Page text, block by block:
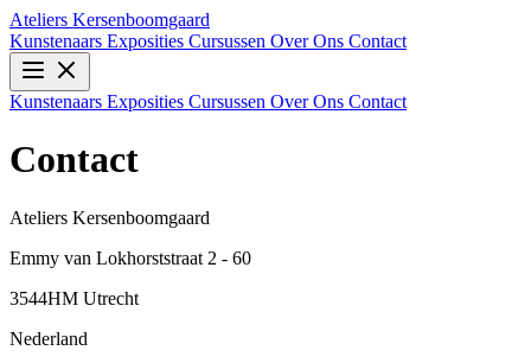
Ateliers Kersenboomgaard
Kunstenaars Exposities Cursussen Over Ons Contact
Kunstenaars Exposities Cursussen Over Ons Contact
Contact
Ateliers Kersenboomgaard
Emmy van Lokhorststraat 2 - 60
3544HM Utrecht
Nederland